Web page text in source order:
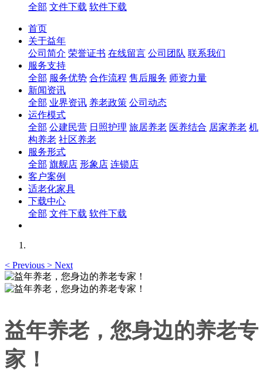
全部 文件下载 软件下载
首页
关于益年
公司简介 荣誉证书 在线留言 公司团队 联系我们
服务支持
全部 服务优势 合作流程 售后服务 师资力量
新闻资讯
全部 业界资讯 养老政策 公司动态
运作模式
全部 公建民营 日照护理 旅居养老 医养结合 居家养老 机
构养老 社区养老
服务形式
全部 旗舰店 形象店 连锁店
客户案例
适老化家具
下载中心
全部 文件下载 软件下载
< Previous > Next
益年养老，您身边的养老专
家！